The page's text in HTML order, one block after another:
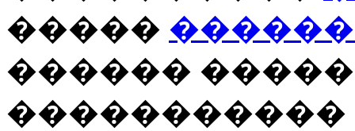
�����
������
�����������